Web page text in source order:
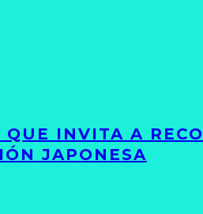
INVITA A
JAPONESA